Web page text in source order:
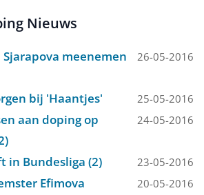
Nieuws
meenemen
26-05-2016
bij 'Haantjes' 25-05-2016
aan doping op
24-05-2016
in Bundesliga (2) 23-05-2016
Efimova
20-05-2016